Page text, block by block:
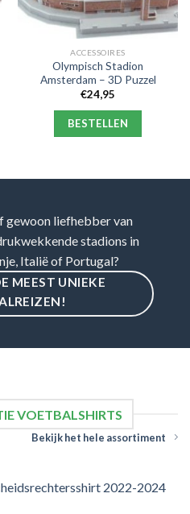
ACCESSOIRES
Olympisch Stadion
Amsterdam – 3D Puzzel
€24,95
BESTELLEN
gewoon liefhebber van
stadions in
Italië of Portugal?
MEEST UNIEKE
VOETBALSHIRTS
Bekijk het hele assortiment
2022-2024